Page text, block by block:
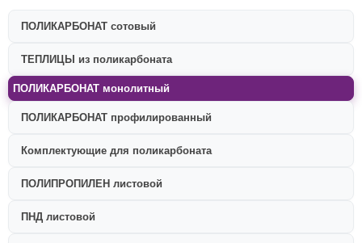
ПОЛИКАРБОНАТ сотовый
ТЕПЛИЦЫ из поликарбоната
ПОЛИКАРБОНАТ монолитный
ПОЛИКАРБОНАТ профилированный
Комплектующие для поликарбоната
ПОЛИПРОПИЛЕН листовой
ПНД листовой